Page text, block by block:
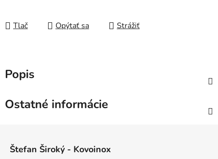
Tlač Opýtať sa Strážiť
Popis
Ostatné informácie
Štefan Široký - Kovoinox